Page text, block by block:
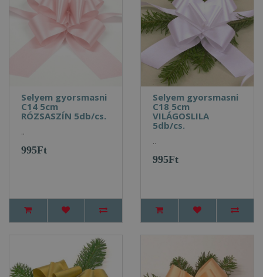
Selyem gyorsmasni
C14 5cm
RÓZSASZÍN 5db/cs.
..
995Ft
Selyem gyorsmasni
C18 5cm
VILÁGOSLILA
5db/cs.
..
995Ft